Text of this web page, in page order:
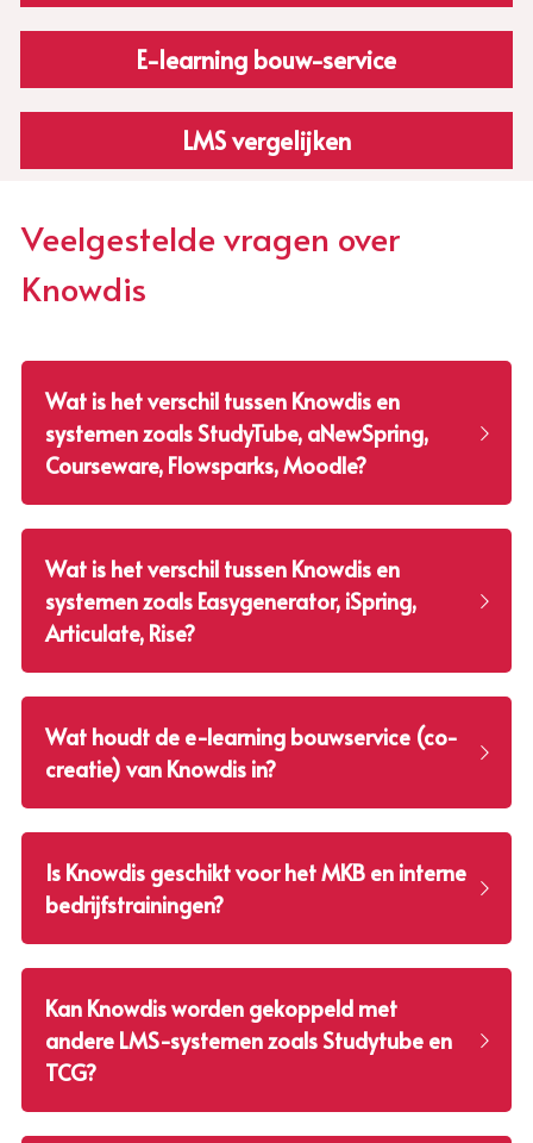
E-learning bouw-service
LMS vergelijken
Veelgestelde vragen over
Knowdis
Wat is het verschil tussen Knowdis en
systemen zoals StudyTube, aNewSpring,
Courseware, Flowsparks, Moodle?
Wat is het verschil tussen Knowdis en
systemen zoals Easygenerator, iSpring,
Articulate, Rise?
Wat houdt de e-learning bouwservice (co-
creatie) van Knowdis in?
Is Knowdis geschikt voor het MKB en interne
bedrijfstrainingen?
Kan Knowdis worden gekoppeld met
andere LMS-systemen zoals Studytube en
TCG?